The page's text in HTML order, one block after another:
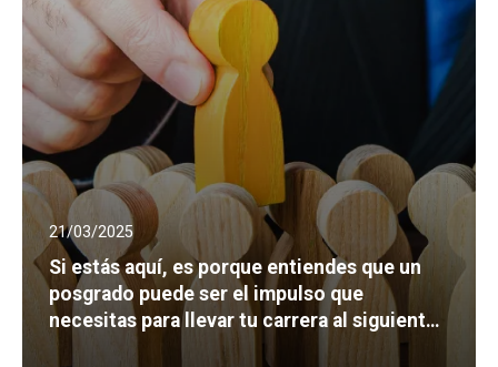
21/03/2025
Si estás aquí, es porque entiendes que un
posgrado puede ser el impulso que
necesitas para llevar tu carrera al siguiente